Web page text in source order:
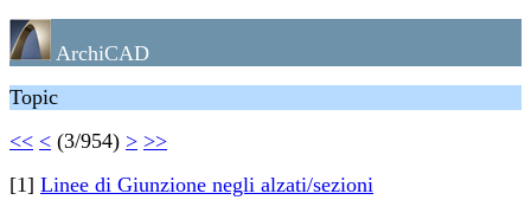
ArchiCAD
Topic
<< < (3/954) > >>
[1] Linee di Giunzione negli alzati/sezioni